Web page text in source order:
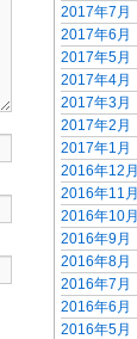
2017年7月
2017年6月
2017年5月
2017年4月
2017年3月
2017年2月
2017年1月
2016年12月
2016年11月
2016年10月
2016年9月
2016年8月
2016年7月
2016年6月
2016年5月